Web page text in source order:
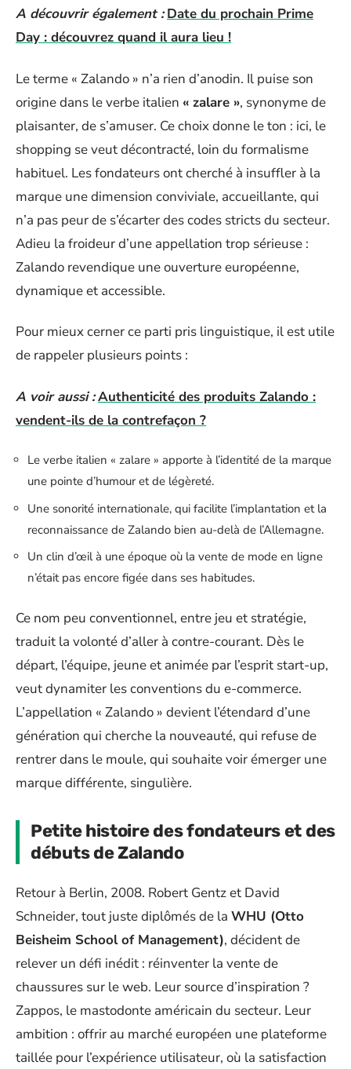
A découvrir également : Date du prochain Prime
Day : découvrez quand il aura lieu !
Le terme « Zalando » n’a rien d’anodin. Il puise son
origine dans le verbe italien « zalare », synonyme de
plaisanter, de s’amuser. Ce choix donne le ton : ici, le
shopping se veut décontracté, loin du formalisme
habituel. Les fondateurs ont cherché à insuffler à la
marque une dimension conviviale, accueillante, qui
n’a pas peur de s’écarter des codes stricts du secteur.
Adieu la froideur d’une appellation trop sérieuse :
Zalando revendique une ouverture européenne,
dynamique et accessible.
Pour mieux cerner ce parti pris linguistique, il est utile
de rappeler plusieurs points :
A voir aussi :Authenticité des produits Zalando :
vendent-ils de la contrefaçon ?
Le verbe italien « zalare » apporte à l’identité de la marque
une pointe d’humour et de légèreté.
Une sonorité internationale, qui facilite l’implantation et la
reconnaissance de Zalando bien au-delà de l’Allemagne.
Un clin d’œil à une époque où la vente de mode en ligne
n’était pas encore figée dans ses habitudes.
Ce nom peu conventionnel, entre jeu et stratégie,
traduit la volonté d’aller à contre-courant. Dès le
départ, l’équipe, jeune et animée par l’esprit start-up,
veut dynamiter les conventions du e-commerce.
L’appellation « Zalando » devient l’étendard d’une
génération qui cherche la nouveauté, qui refuse de
rentrer dans le moule, qui souhaite voir émerger une
marque différente, singulière.
Petite histoire des fondateurs et des
débuts de Zalando
Retour à Berlin, 2008. Robert Gentz et David
Schneider, tout juste diplômés de la WHU (Otto
Beisheim School of Management), décident de
relever un défi inédit : réinventer la vente de
chaussures sur le web. Leur source d’inspiration ?
Zappos, le mastodonte américain du secteur. Leur
ambition : offrir au marché européen une plateforme
taillée pour l’expérience utilisateur, où la satisfaction